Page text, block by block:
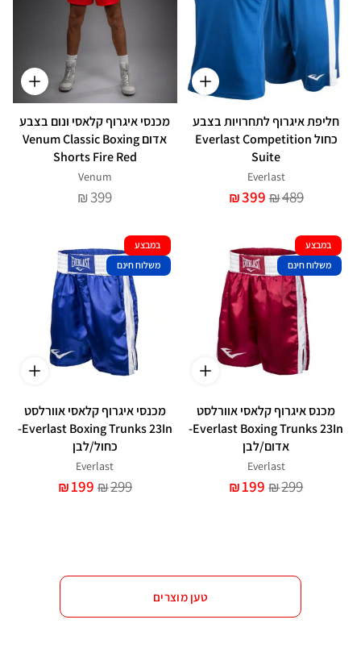
חליפת איגרוף לתחרויות בצבע
כחול Everlast Competition
Suite
Everlast
₪399 ₪489
מכנסי איגרוף קלאסי ונום בצבע
אדום Venum Classic Boxing
Shorts Fire Red
Venum
₪399
במבצע
משלוח חינם
מכנס איגרוף קלאסי אוורלסט
Everlast Boxing Trunks 23In-
אדום/לבן
Everlast
₪199 ₪299
במבצע
משלוח חינם
מכנסי איגרוף קלאסי אוורלסט
Everlast Boxing Trunks 23In-
כחול/לבן
Everlast
₪199 ₪299
טען מוצרים